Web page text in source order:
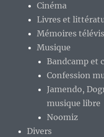
Cinéma
Livres et
Mémoires
Musique
Bandcamp et
Confession
Jamendo,
musique libre
Noomiz
Divers